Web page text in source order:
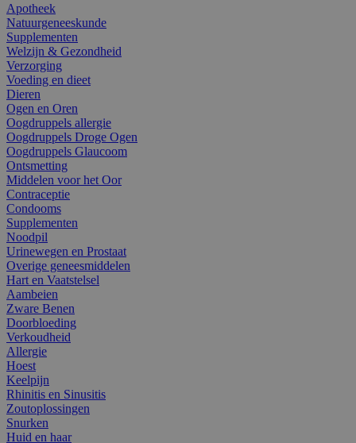
Apotheek
Natuurgeneeskunde
Supplementen
Welzijn & Gezondheid
Verzorging
Voeding en dieet
Dieren
Ogen en Oren
Oogdruppels allergie
Oogdruppels Droge Ogen
Oogdruppels Glaucoom
Ontsmetting
Middelen voor het Oor
Contraceptie
Condooms
Supplementen
Noodpil
Urinewegen en Prostaat
Overige geneesmiddelen
Hart en Vaatstelsel
Aambeien
Zware Benen
Doorbloeding
Verkoudheid
Allergie
Hoest
Keelpijn
Rhinitis en Sinusitis
Zoutoplossingen
Snurken
Huid en haar